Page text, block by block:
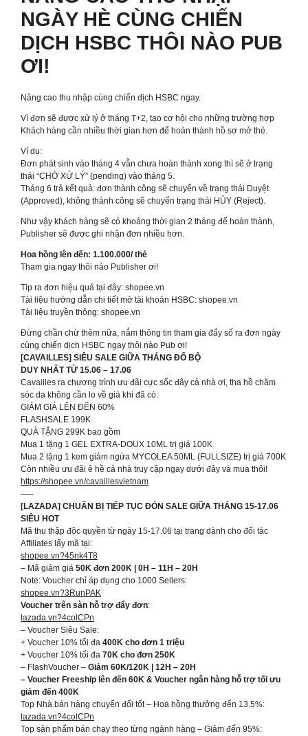
NGÀY HÈ CÙNG CHIẾN
DỊCH HSBC THÔI NÀO PUB
ƠI!
Nâng cao thu nhập cùng chiến dịch HSBC ngay.
Vì đơn sẽ được xử lý ở tháng T+2, tạo cơ hội cho những trường hợp
Khách hàng cần nhiều thời gian hơn để hoàn thành hồ sơ mở thẻ.
Ví dụ:
Đơn phát sinh vào tháng 4 vẫn chưa hoàn thành xong thì sẽ ở trạng
thái “CHỜ XỬ LÝ” (pending) vào tháng 5.
Tháng 6 trả kết quả: đơn thành công sẽ chuyển về trạng thái Duyệt
(Approved), không thành công sẽ chuyển trạng thái HỦY (Reject).
Như vậy khách hàng sẽ có khoảng thời gian 2 tháng để hoàn thành,
Publisher sẽ được ghi nhận đơn nhiều hơn.
Hoa hồng lên đến: 1.100.000/ thẻ
Tham gia ngay thôi nào Publisher ơi!
Tip ra đơn hiệu quả tại đây: shopee.vn
Tài liệu hướng dẫn chi tiết mở tài khoản HSBC: shopee.vn
Tài liệu truyền thông: shopee.vn
Đừng chần chừ thêm nữa, nắm thông tin tham gia đẩy số ra đơn ngày
cùng chiến dịch HSBC ngay thôi nào Pub ơi!
[CAVAILLES] SIÊU SALE GIỮA THÁNG ĐỔ BỘ
DUY NHẤT TỪ 15.06 – 17.06
Cavailles ra chương trình ưu đãi cực sốc đây cả nhà ơi, tha hồ chăm
sóc da không cần lo về giá khi đã có:
GIẢM GIÁ LÊN ĐẾN 60%
FLASHSALE 199K
QUÀ TẶNG 299K bao gồm
Mua 1 tặng 1 GEL EXTRA-DOUX 10ML trị giá 100K
Mua 2 tặng 1 kem giảm ngứa MYCOLEA 50ML (FULLSIZE) trị giá 700K
Còn nhiều ưu đãi ê hề cả nhà truy cập ngay dưới đây và mua thôi!
https://shopee.vn/cavaillesvietnam
—–
[LAZADA] CHUẨN BỊ TIẾP TỤC ĐÓN SALE GIỮA THÁNG 15-17.06
SIÊU HOT
Mã thu thập độc quyền từ ngày 15-17.06 tại trang dành cho đối tác
Affiliates lấy mã tại:
shopee.vn?45nk4T8
– Mã giảm giá 50K đơn 200K | 0H – 11H – 20H
Note: Voucher chỉ áp dụng cho 1000 Sellers:
shopee.vn?3RunPAK
Voucher trên sàn hỗ trợ đẩy đơn:
lazada.vn?4colCPn
– Voucher Siêu Sale:
+ Voucher 10% tối đa 400K cho đơn 1 triệu
+ Voucher 10% tối đa 70K cho đơn 250K
– FlashVoucher – Giảm 60K/120K | 12H – 20H
– Voucher Freeship lên đến 60K & Voucher ngân hàng hỗ trợ tối ưu
giảm đến 400K
Top Nhà bán hàng chuyển đổi tốt – Hoa hồng thưởng đến 13.5%:
lazada.vn?4colCPn
Top sản phẩm bán chạy theo từng ngành hàng – Giảm đến 95%: